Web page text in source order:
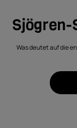
Sjögren-
Was deutet auf die